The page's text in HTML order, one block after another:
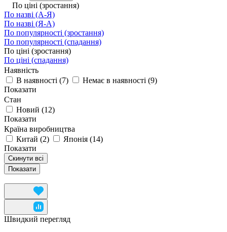
По ціні (зростання)
По назві (А-Я)
По назві (Я-А)
По популярності (зростання)
По популярності (спадання)
По ціні (зростання)
По ціні (спадання)
Наявність
В наявності (7) Немає в наявності (9)
Показати
Стан
Новий (12)
Показати
Країна виробництва
Китай (2) Японія (14)
Показати
Скинути всі
Швидкий перегляд